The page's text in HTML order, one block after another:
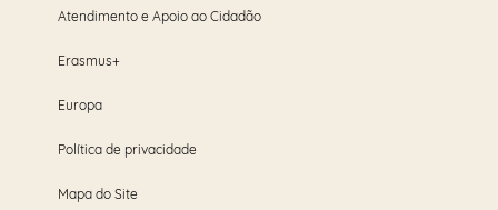
Atendimento e Apoio ao Cidadão
Erasmus+
Europa
Política de privacidade
Mapa do Site